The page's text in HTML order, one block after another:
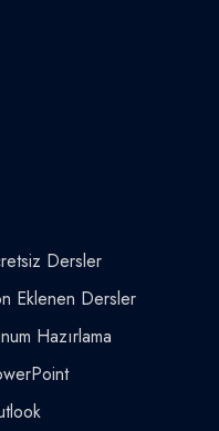
Dersler
Eklenen Dersler
Hazırlama